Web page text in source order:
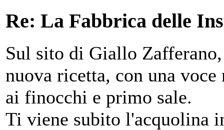
Re: La Fabbrica delle
Sul sito di Giallo Zafferano,
nuova ricetta, con una
ai finocchi e primo sale.
Ti viene subito l'acquolina